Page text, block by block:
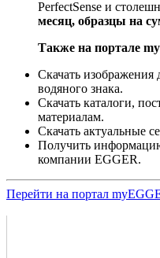
PerfectSense и
месяц, образцы на
Также на портале
Скачать изображения
водяного знака.
Скачать каталоги,
материалам.
Скачать актуальные
Получить
компании EGGER.
Перейти на портал